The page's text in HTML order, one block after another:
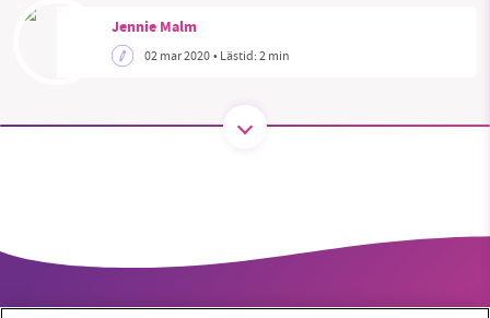
Jennie Malm
02 mar 2020• Lästid:2 min
nyhetsbevakning och granskningar. Nu vill vi
utveckla vårt arbete – och vi hoppas att du
vill hjälpa oss.